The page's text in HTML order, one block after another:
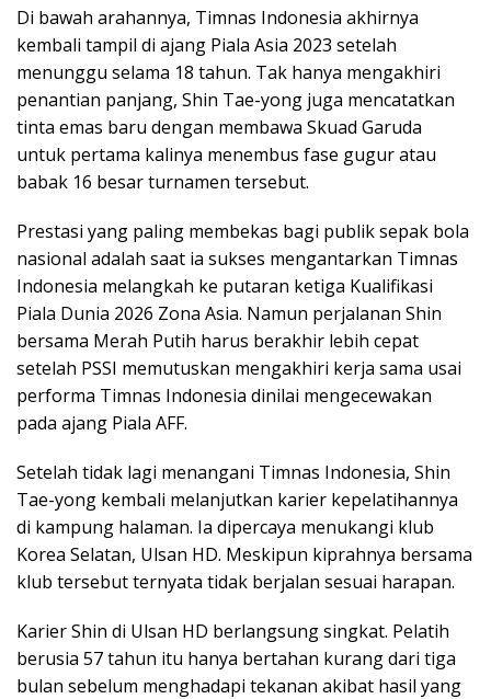
Di bawah arahannya, Timnas Indonesia akhirnya
kembali tampil di ajang Piala Asia 2023 setelah
menunggu selama 18 tahun. Tak hanya mengakhiri
penantian panjang, Shin Tae-yong juga mencatatkan
tinta emas baru dengan membawa Skuad Garuda
untuk pertama kalinya menembus fase gugur atau
babak 16 besar turnamen tersebut.
Prestasi yang paling membekas bagi publik sepak bola
nasional adalah saat ia sukses mengantarkan Timnas
Indonesia melangkah ke putaran ketiga Kualifikasi
Piala Dunia 2026 Zona Asia. Namun perjalanan Shin
bersama Merah Putih harus berakhir lebih cepat
setelah PSSI memutuskan mengakhiri kerja sama usai
performa Timnas Indonesia dinilai mengecewakan
pada ajang Piala AFF.
Setelah tidak lagi menangani Timnas Indonesia, Shin
Tae-yong kembali melanjutkan karier kepelatihannya
di kampung halaman. Ia dipercaya menukangi klub
Korea Selatan, Ulsan HD. Meskipun kiprahnya bersama
klub tersebut ternyata tidak berjalan sesuai harapan.
Karier Shin di Ulsan HD berlangsung singkat. Pelatih
berusia 57 tahun itu hanya bertahan kurang dari tiga
bulan sebelum menghadapi tekanan akibat hasil yang